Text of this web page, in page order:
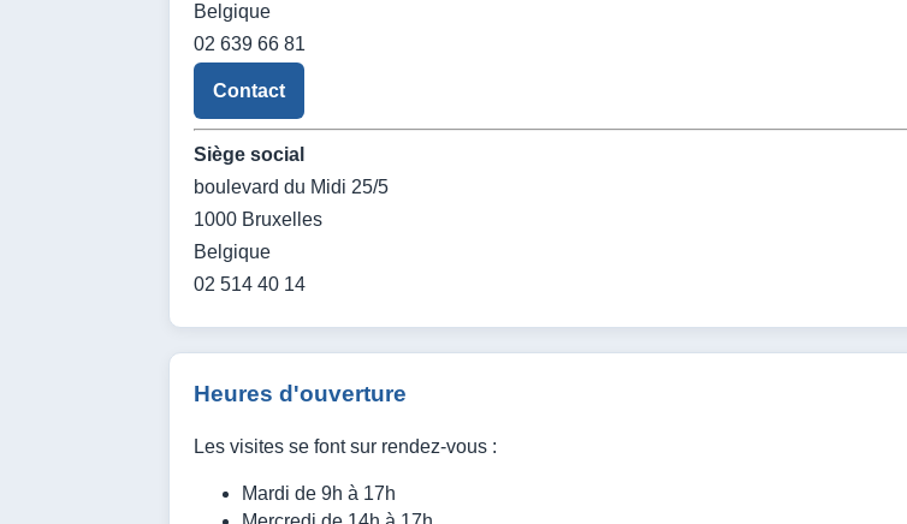
Belgique
02 639 66 81
Contact
Siège social
boulevard du Midi 25/5
1000 Bruxelles
Belgique
02 514 40 14
Heures d'ouverture
Les visites se font sur rendez-vous :
Mardi de 9h à 17h